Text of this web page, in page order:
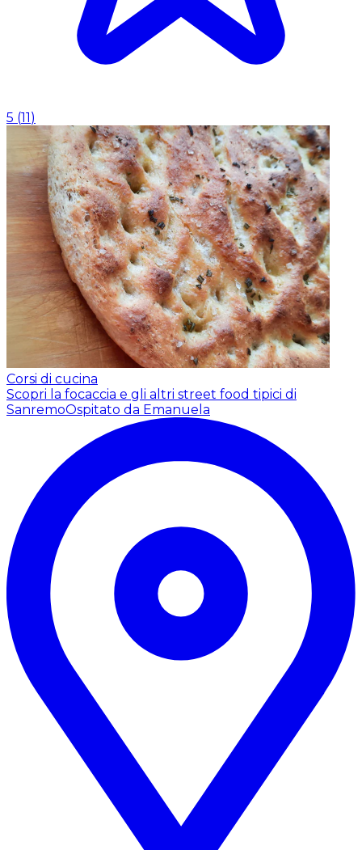
5 (11)
Corsi di cucina
Scopri la focaccia e gli altri street food tipici di
SanremoOspitato da Emanuela